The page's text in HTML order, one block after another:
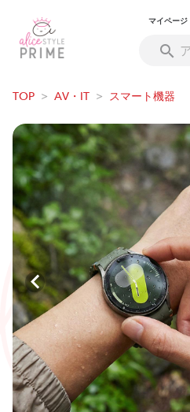
マイページ
TOP > AV・IT > スマート機器